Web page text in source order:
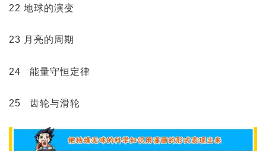
22 地球的演变
23 月亮的周期
24 能量守恒定律
25 齿轮与滑轮